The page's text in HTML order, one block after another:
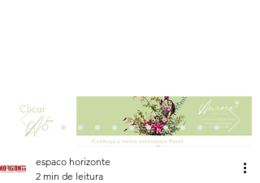
Clicar
espaco horizonte
2 min de leitura